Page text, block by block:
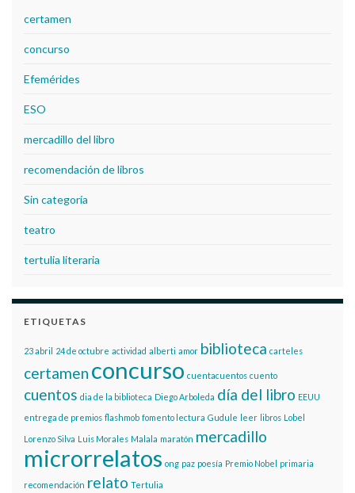
certamen
concurso
Efemérides
ESO
mercadillo del libro
recomendación de libros
Sin categoría
teatro
tertulia literaria
ETIQUETAS
23 abril 24 de octubre actividad alberti amor biblioteca carteles
certamen concurso cuentacuentos cuento
cuentos dia de la biblioteca Diego Arboleda día del libro EEUU
entrega de premios flashmob fomento lectura Gudule leer libros Lobel
Lorenzo Silva Luis Morales Malala maratón mercadillo
microrrelatos ong paz poesía Premio Nobel primaria
recomendación relato Tertulia